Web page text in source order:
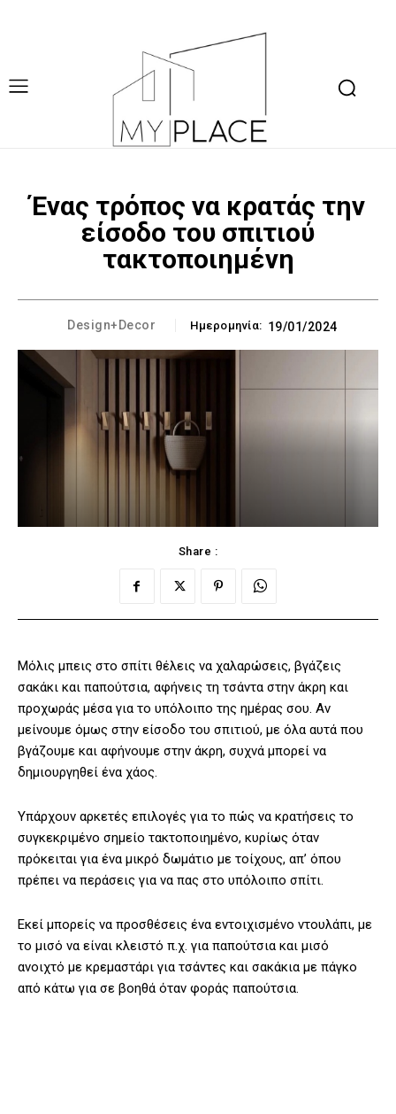
Ένας τρόπος να κρατάς την
είσοδο του σπιτιού
τακτοποιημένη
Design+Decor Ημερομηνία: 19/01/2024
Share :
Μόλις μπεις στο σπίτι θέλεις να χαλαρώσεις, βγάζεις
σακάκι και παπούτσια, αφήνεις τη τσάντα στην άκρη και
προχωράς μέσα για το υπόλοιπο της ημέρας σου. Αν
μείνουμε όμως στην είσοδο του σπιτιού, με όλα αυτά που
βγάζουμε και αφήνουμε στην άκρη, συχνά μπορεί να
δημιουργηθεί ένα χάος.
Υπάρχουν αρκετές επιλογές για το πώς να κρατήσεις το
συγκεκριμένο σημείο τακτοποιημένο, κυρίως όταν
πρόκειται για ένα μικρό δωμάτιο με τοίχους, απ’ όπου
πρέπει να περάσεις για να πας στο υπόλοιπο σπίτι.
Εκεί μπορείς να προσθέσεις ένα εντοιχισμένο ντουλάπι, με
το μισό να είναι κλειστό π.χ. για παπούτσια και μισό
ανοιχτό με κρεμαστάρι για τσάντες και σακάκια με πάγκο
από κάτω για σε βοηθά όταν φοράς παπούτσια.